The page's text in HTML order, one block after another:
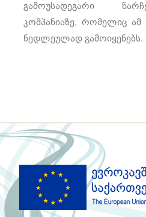
გამოუსადეგარი
კომპანიაზე, რომელიც ამ
ნედლეულად გამოიყენებს.